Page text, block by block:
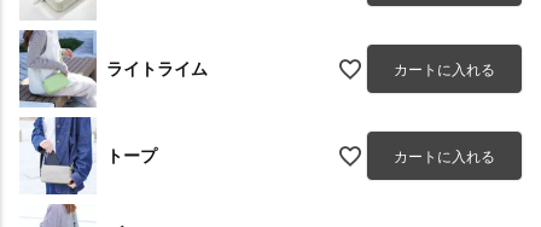
ライトライム カートに入れる
トープ カートに入れる